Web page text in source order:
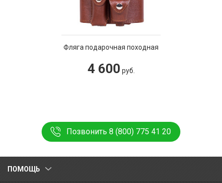
Фляга подарочная походная
4 600 руб.
Позвонить 8 (800) 775 41 20
ПОМОЩЬ